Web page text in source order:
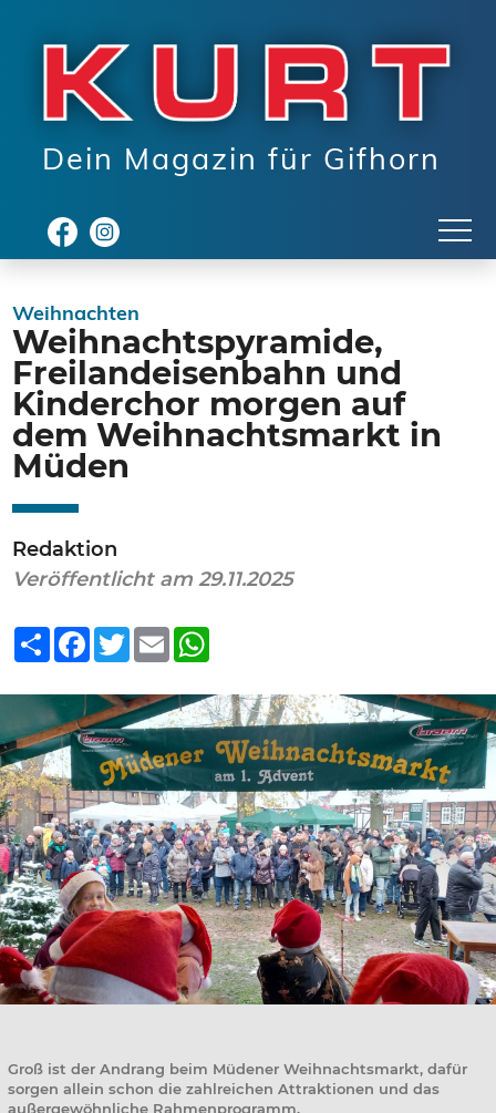
Dein Magazin für Gifhorn
Weihnachten
Weihnachtspyramide,
Freilandeisenbahn und
Kinderchor morgen auf
dem Weihnachtsmarkt in
Müden
Redaktion
Veröffentlicht am 29.11.2025
TeilenFacebook
Twitter
EmailWhatsApp
Groß ist der Andrang beim Müdener Weihnachtsmarkt, dafür
sorgen allein schon die zahlreichen Attraktionen und das
außergewöhnliche Rahmenprogramm.